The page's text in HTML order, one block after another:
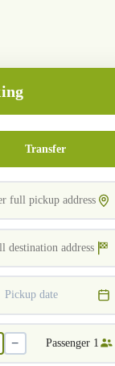
Transfer
Pickup date
1
Passenger
−